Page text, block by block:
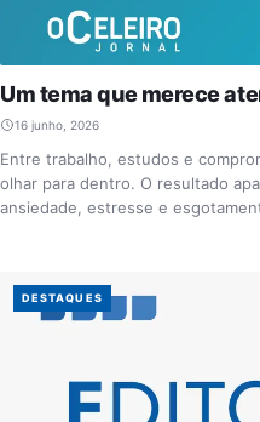
Um tema que merece
16 junho, 2026
Entre trabalho, estudos e
olhar para dentro. O resultado
ansiedade, estresse e
DESTAQUES